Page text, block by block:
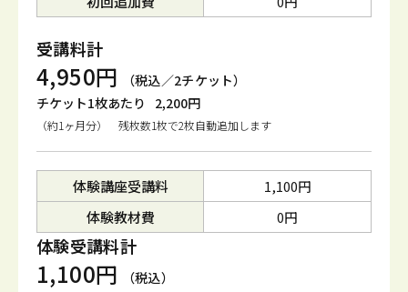
受講料計
4,950円
（税込／2チケット）
チケット1枚あたり
2,200円
（約1ヶ月分） 残枚数1枚で2枚自動追加します
体験講座受講料
1,100円
体験教材費
0円
体験受講料計
1,100円 （税込）